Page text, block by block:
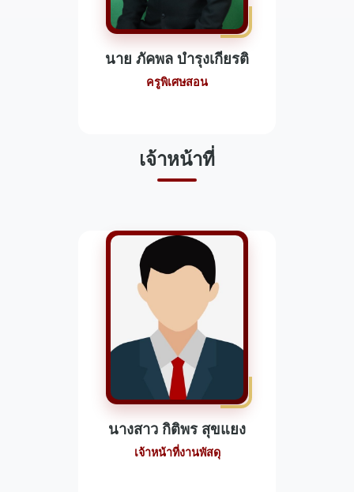
นาย ภัคพล บำรุงเกียรติ
ครูพิเศษสอน
เจ้าหน้าที่
นางสาว กิติพร สุขแยง
เจ้าหน้าที่งานพัสดุ